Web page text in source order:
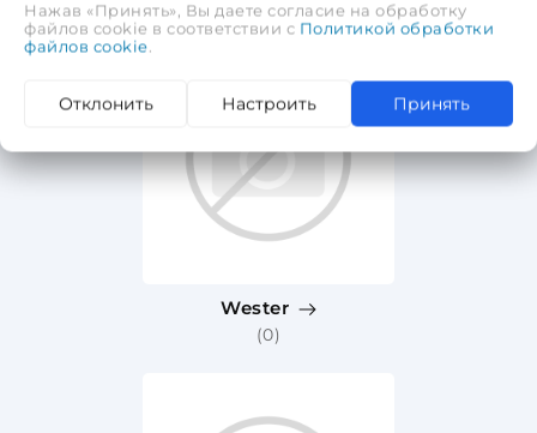
Wester
(0)
Нажав «Принять», Вы даете согласие на обработку
файлов cookie в соответствии с Политикой обработки
файлов cookie.
Отклонить Настроить Принять